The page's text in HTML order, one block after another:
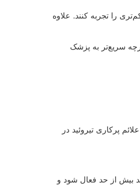
را تجربه کنند. علاوه
سریع‌تر به پزشک
پرکاری تیروئید در
بیش از حد فعال شود و